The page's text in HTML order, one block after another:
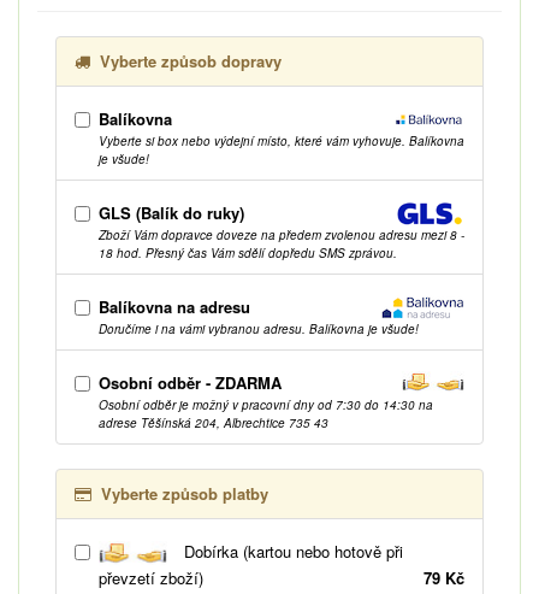
Vyberte způsob dopravy
Balíkovna
Vyberte si box nebo výdejní místo, které vám vyhovuje. Balíkovna
je všude!
GLS (Balík do ruky)
Zboží Vám dopravce doveze na předem zvolenou adresu mezi 8 -
18 hod. Přesný čas Vám sdělí dopředu SMS zprávou.
Balíkovna na adresu
Doručíme i na vámi vybranou adresu. Balíkovna je všude!
Osobní odběr - ZDARMA
Osobní odběr je možný v pracovní dny od 7:30 do 14:30 na
adrese Těšínská 204, Albrechtice 735 43
Vyberte způsob platby
Dobírka (kartou nebo hotově při
převzetí zboží)
79 Kč